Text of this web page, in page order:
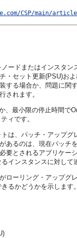
CSP/main/
ードまたはインスタ
・セット更新(PSU)お
する場合か、問題に
されます。
、最小限の停止時間
ィです。
は、パッチ・アップ
あるのは、現在パッ
要とされるアプリケ
インスタンスに対し
ローリング・アップ
るかどうかを示しま